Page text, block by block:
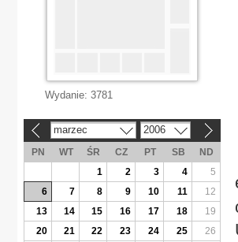
Wydanie: 3781
marzec 2006
PN WT ŚR CZ PT SB
ND
1
2 3 4
5
6
7 8 9 10 11
12
13
14 15 16 17 18
19
20
21 22 23 24 25
26